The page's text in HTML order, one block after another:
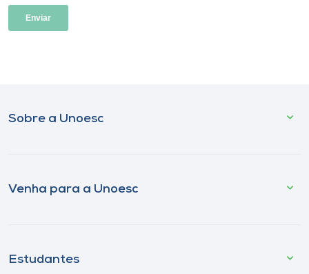
Sobre a Unoesc
Venha para a Unoesc
Estudantes